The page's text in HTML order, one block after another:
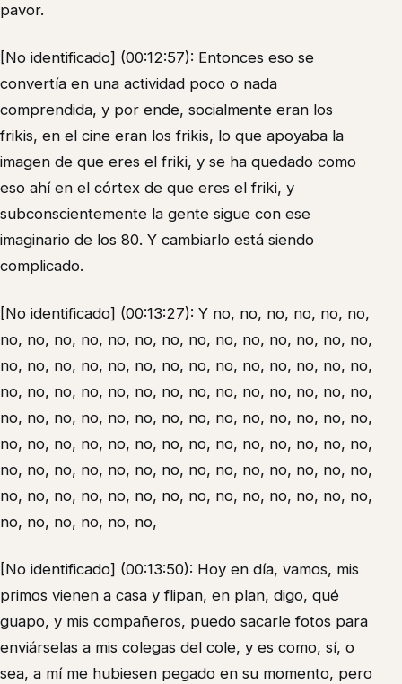
pavor.
[No identificado] (00:12:57): Entonces eso se
convertía en una actividad poco o nada
comprendida, y por ende, socialmente eran los
frikis, en el cine eran los frikis, lo que apoyaba la
imagen de que eres el friki, y se ha quedado como
eso ahí en el córtex de que eres el friki, y
subconscientemente la gente sigue con ese
imaginario de los 80. Y cambiarlo está siendo
complicado.
[No identificado] (00:13:27): Y no, no, no, no, no, no,
no, no, no, no, no, no, no, no, no, no, no, no, no, no,
no, no, no, no, no, no, no, no, no, no, no, no, no, no,
no, no, no, no, no, no, no, no, no, no, no, no, no, no,
no, no, no, no, no, no, no, no, no, no, no, no, no, no,
no, no, no, no, no, no, no, no, no, no, no, no, no, no,
no, no, no, no, no, no, no, no, no, no, no, no, no, no,
no, no, no, no, no, no, no, no, no, no, no, no, no, no,
no, no, no, no, no, no,
[No identificado] (00:13:50): Hoy en día, vamos, mis
primos vienen a casa y flipan, en plan, digo, qué
guapo, y mis compañeros, puedo sacarle fotos para
enviárselas a mis colegas del cole, y es como, sí, o
sea, a mí me hubiesen pegado en su momento, pero